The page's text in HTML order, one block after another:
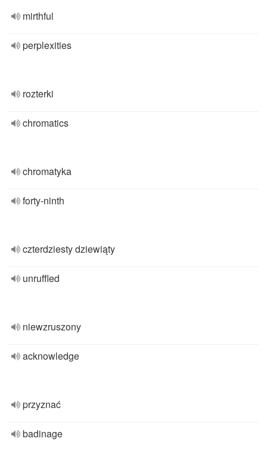
mirthful
perplexities
rozterki
chromatics
chromatyka
forty-ninth
czterdziesty dziewiąty
unruffled
niewzruszony
acknowledge
przyznać
badinage